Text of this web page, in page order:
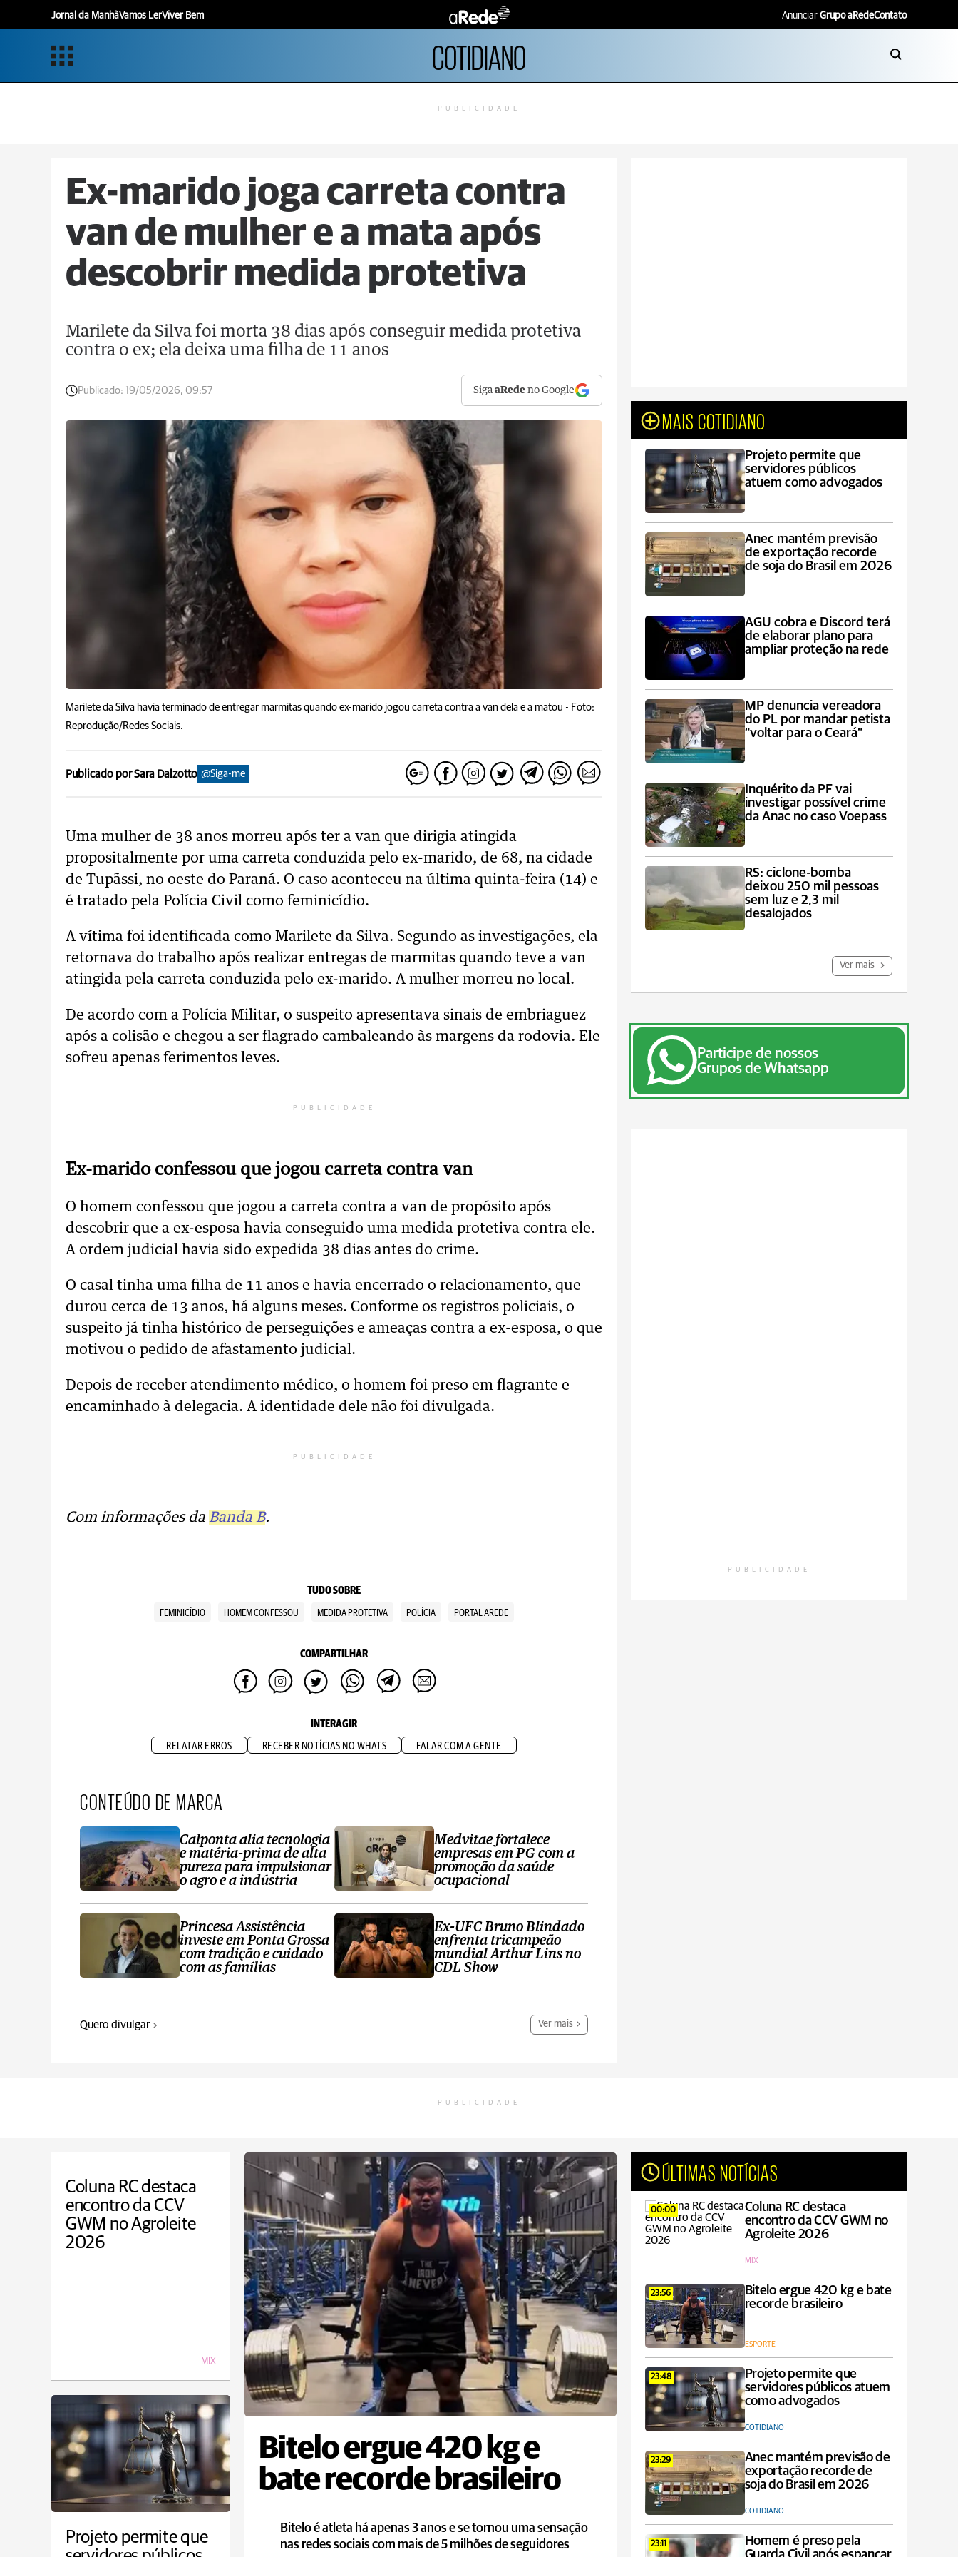
Jornal da ManhãVamos LerViver Bem Anunciar Grupo aRedeContato
COTIDIANO
PUBLICIDADE
Ex-marido joga carreta contra
van de mulher e a mata após
descobrir medida protetiva
Marilete da Silva foi morta 38 dias após conseguir medida protetiva
contra o ex; ela deixa uma filha de 11 anos
Publicado: 19/05/2026, 09:57 SigaaRede no Google
Marilete da Silva havia terminado de entregar marmitas quando ex-marido jogou carreta contra a van dela e a matou - Foto:
Reprodução/Redes Sociais.
Publicado por Sara Dalzotto @Siga-me
Uma mulher de 38 anos morreu após ter a van que dirigia atingida
propositalmente por uma carreta conduzida pelo ex-marido, de 68, na cidade
de Tupãssi, no oeste do Paraná. O caso aconteceu na última quinta-feira (14) e
é tratado pela Polícia Civil como feminicídio.
A vítima foi identificada como Marilete da Silva. Segundo as investigações, ela
retornava do trabalho após realizar entregas de marmitas quando teve a van
atingida pela carreta conduzida pelo ex-marido. A mulher morreu no local.
De acordo com a Polícia Militar, o suspeito apresentava sinais de embriaguez
após a colisão e chegou a ser flagrado cambaleando às margens da rodovia. Ele
sofreu apenas ferimentos leves.
PUBLICIDADE
Ex-marido confessou que jogou carreta contra van
O homem confessou que jogou a carreta contra a van de propósito após
descobrir que a ex-esposa havia conseguido uma medida protetiva contra ele.
A ordem judicial havia sido expedida 38 dias antes do crime.
O casal tinha uma filha de 11 anos e havia encerrado o relacionamento, que
durou cerca de 13 anos, há alguns meses. Conforme os registros policiais, o
suspeito já tinha histórico de perseguições e ameaças contra a ex-esposa, o que
motivou o pedido de afastamento judicial.
Depois de receber atendimento médico, o homem foi preso em flagrante e
encaminhado à delegacia. A identidade dele não foi divulgada.
PUBLICIDADE
Com informações da Banda B.
TUDO SOBRE
FEMINICÍDIO HOMEM CONFESSOU MEDIDA PROTETIVA POLÍCIA PORTAL AREDE
COMPARTILHAR
INTERAGIR
RELATAR ERROS RECEBER NOTÍCIAS NO WHATS FALAR COM A GENTE
CONTEÚDO DE MARCA
Calponta alia tecnologia
e matéria-prima de alta
pureza para impulsionar
o agro e a indústria
Princesa Assistência
investe em Ponta Grossa
com tradição e cuidado
com as famílias
Medvitae fortalece
empresas em PG com a
promoção da saúde
ocupacional
Ex-UFC Bruno Blindado
enfrenta tricampeão
mundial Arthur Lins no
CDL Show
Quero divulgar Ver mais
MAIS COTIDIANO
Projeto permite que
servidores públicos
atuem como advogados
Anec mantém previsão
de exportação recorde
de soja do Brasil em 2026
AGU cobra e Discord terá
de elaborar plano para
ampliar proteção na rede
MP denuncia vereadora
do PL por mandar petista
“voltar para o Ceará”
Inquérito da PF vai
investigar possível crime
da Anac no caso Voepass
RS: ciclone-bomba
deixou 250 mil pessoas
sem luz e 2,3 mil
desalojados
Ver mais
Participe de nossos
Grupos de Whatsapp
PUBLICIDADE
PUBLICIDADE
Coluna RC destaca
encontro da CCV
GWM no Agroleite
2026
MIX
Bitelo ergue 420 kg e
bate recorde brasileiro
Bitelo é atleta há apenas 3 anos e se tornou uma sensação
nas redes sociais com mais de 5 milhões de seguidores
ÚLTIMAS NOTÍCIAS
00:00
Coluna RC destaca
encontro da CCV GWM no
Agroleite 2026
MIX
23:56
Bitelo ergue 420 kg e bate
recorde brasileiro
ESPORTE
23:48
Projeto permite que
servidores públicos atuem
como advogados
COTIDIANO
23:29
Anec mantém previsão de
exportação recorde de
soja do Brasil em 2026
COTIDIANO
23:11
Homem é preso pela
Projeto permite que